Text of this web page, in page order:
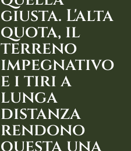
giusta. L'alta
quota, il
terreno
impegnativo
e i tiri a
lunga
distanza
rendono